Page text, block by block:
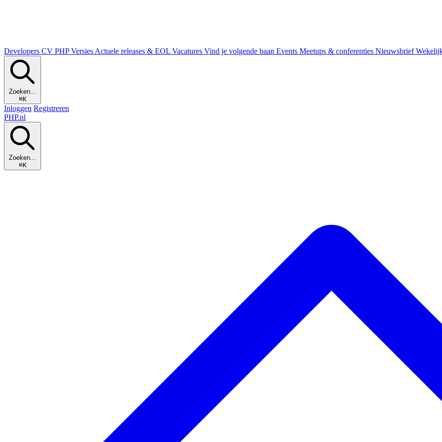
Developers CV PHP Versies Actuele releases & EOL Vacatures Vind je volgende baan Events Meetups & conferenties Nieuwsbrief
Zoeken...
⌘K
Inloggen Registreren
PHP.nl
Zoeken...
⌘K